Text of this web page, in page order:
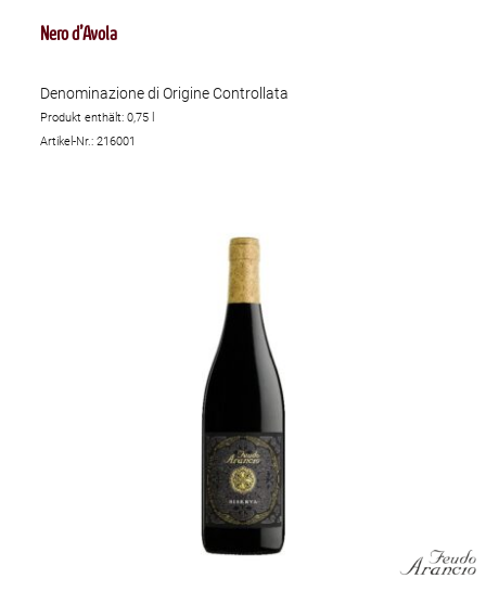
Nero d’Avola
Denominazione di Origine Controllata
Produkt enthält: 0,75
Artikel-Nr.: 216001